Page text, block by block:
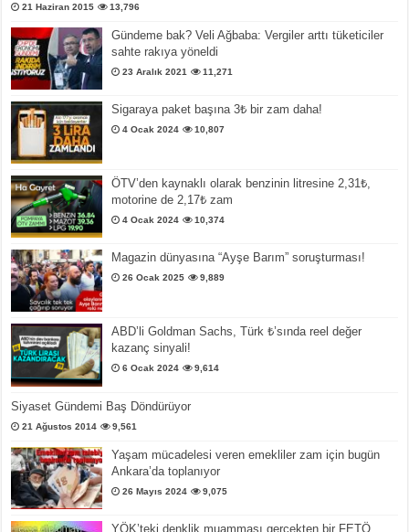
21 Haziran 2015 13,796
Gündeme bak? Veli Ağbaba: Vergiler arttı tüketiciler
sahte rakıya yöneldi
23 Aralık 2021 11,271
Sigaraya paket başına 3₺ bir zam daha!
4 Ocak 2024 10,807
ÖTV’den kaynaklı olarak benzinin litresine 2,31₺,
motorine de 2,17₺ zam
4 Ocak 2024 10,374
Magazin dünyasına “Ayşe Barım” soruşturması!
26 Ocak 2025 9,889
ABD’li Goldman Sachs, Türk ₺’sında reel değer
kazanç sinyali!
6 Ocak 2024 9,614
Siyaset Gündemi Baş Döndürüyor
21 Ağustos 2014 9,561
Yaşam mücadelesi veren emekliler zam için bugün
Ankara’da toplanıyor
26 Mayıs 2024 9,075
YÖK’teki denklik muamması gerçekten bir FETÖ